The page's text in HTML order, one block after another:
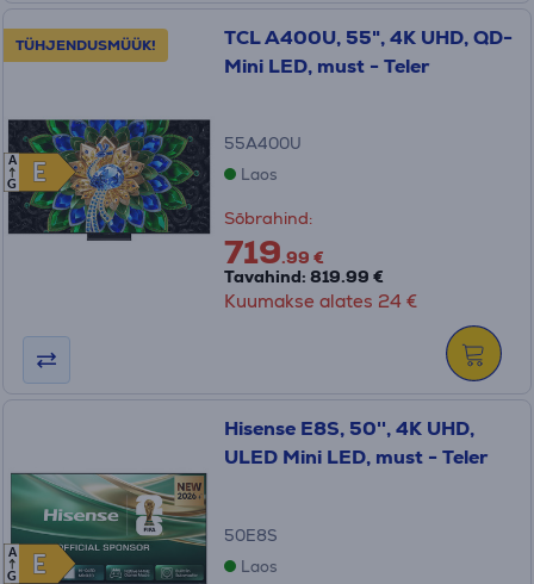
TÜHJENDUSMÜÜK!
E
E
A
G
TCL A400U, 55", 4K UHD, QD-
Mini LED, must - Teler
55A400U
Laos
Sõbrahind:
719.99 €
Tavahind: 819.99 €
Kuumakse alates 24 €
E
E
A
G
Hisense E8S, 50'', 4K UHD,
ULED Mini LED, must - Teler
50E8S
Laos